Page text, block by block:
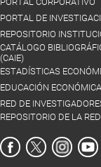
PORTAL DE
REPOSITORIO
CATÁLOGO
(CAIE)
ESTADÍSTICAS
EDUCACIÓN ECONÓMICA
RED DE
REPOSITORIO DE LA